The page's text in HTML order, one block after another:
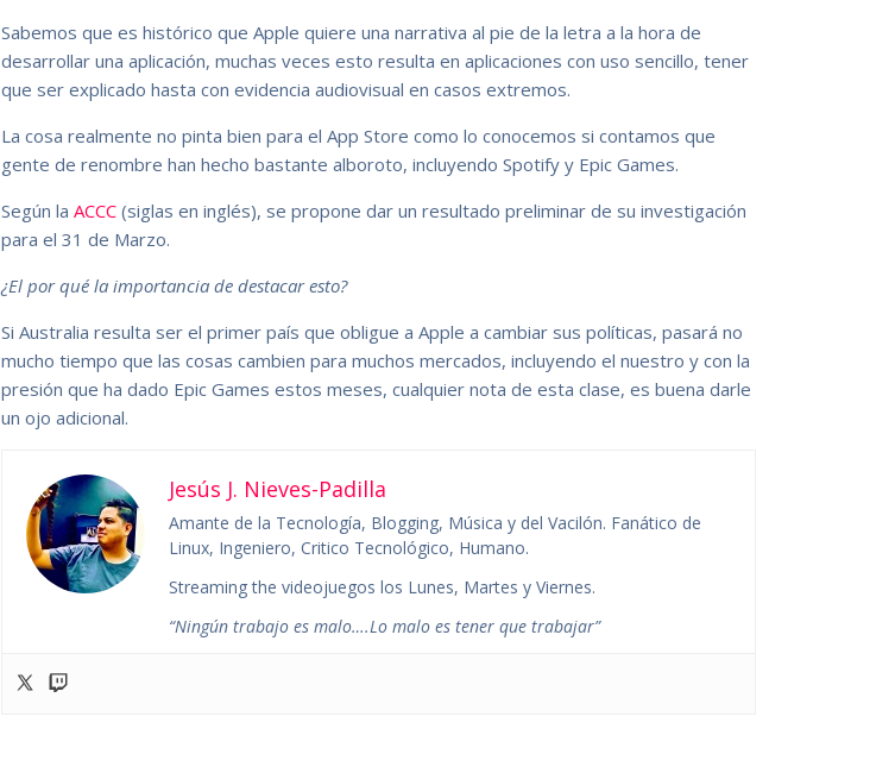
Sabemos que es histórico que Apple quiere una narrativa al pie de la letra a la hora de
desarrollar una aplicación, muchas veces esto resulta en aplicaciones con uso sencillo, tener
que ser explicado hasta con evidencia audiovisual en casos extremos.
La cosa realmente no pinta bien para el App Store como lo conocemos si contamos que
gente de renombre han hecho bastante alboroto, incluyendo Spotify y Epic Games.
Según laACCC (siglas en inglés), se propone dar un resultado preliminar de su investigación
para el 31 de Marzo.
¿El por qué la importancia de destacar esto?
Si Australia resulta ser el primer país que obligue a Apple a cambiar sus políticas, pasará no
mucho tiempo que las cosas cambien para muchos mercados, incluyendo el nuestro y con la
presión que ha dado Epic Games estos meses, cualquier nota de esta clase, es buena darle
un ojo adicional.
Jesús J. Nieves-Padilla
Amante de la Tecnología, Blogging, Música y del Vacilón. Fanático de
Linux, Ingeniero, Critico Tecnológico, Humano.
Streaming the videojuegos los Lunes, Martes y Viernes.
“Ningún trabajo es malo….Lo malo es tener que trabajar”